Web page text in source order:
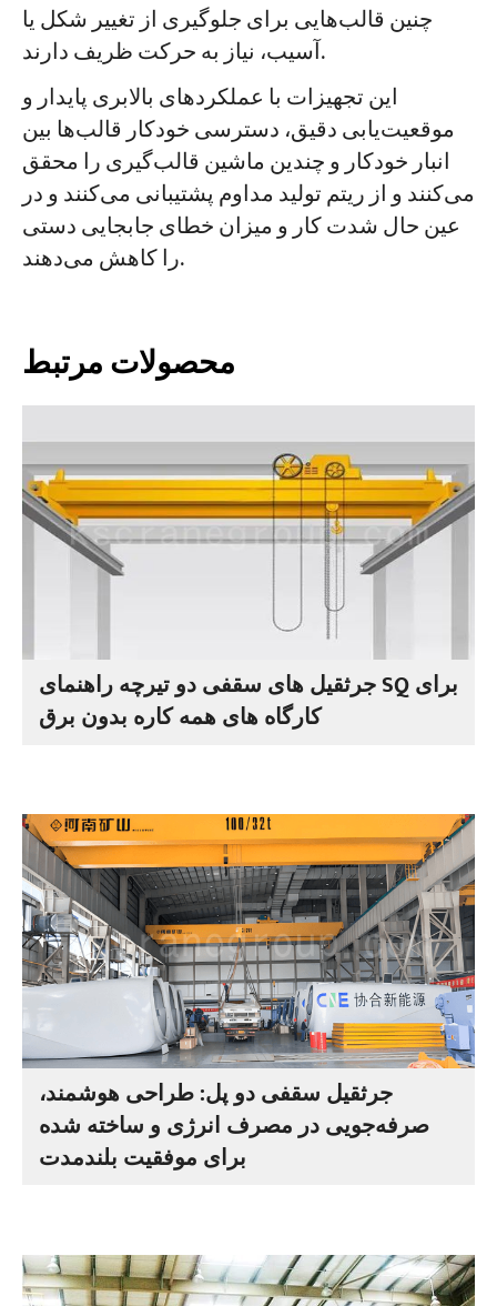
چنین قالب‌هایی برای جلوگیری از تغییر شکل یا
آسیب، نیاز به حرکت ظریف دارند.
این تجهیزات با عملکردهای بالابری پایدار و
موقعیت‌یابی دقیق، دسترسی خودکار قالب‌ها بین
انبار خودکار و چندین ماشین قالب‌گیری را محقق
می‌کنند و از ریتم تولید مداوم پشتیبانی می‌کنند و در
عین حال شدت کار و میزان خطای جابجایی دستی
را کاهش می‌دهند.
محصولات مرتبط
جرثقیل های سقفی دو تیرچه راهنمای SQ برای
کارگاه های همه کاره بدون برق
جرثقیل سقفی دو پل: طراحی هوشمند،
صرفه‌جویی در مصرف انرژی و ساخته شده
برای موفقیت بلندمدت